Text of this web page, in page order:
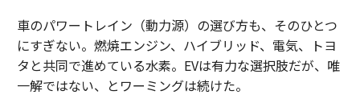
車のパワートレイン（動力源）の選び方も、そのひとつ
にすぎない。燃焼エンジン、ハイブリッド、電気、トヨ
タと共同で進めている水素。EVは有力な選択肢だが、唯
一解ではない、とワーミングは続けた。